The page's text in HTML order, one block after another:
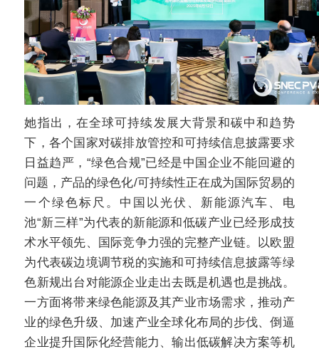
她指出，在全球可持续发展大背景和碳中和趋势
下，各个国家对碳排放管控和可持续信息披露要求
日益趋严，“绿色合规”已经是中国企业不能回避的
问题，产品的绿色化/可持续性正在成为国际贸易的
一个绿色标尺。 中国以光伏、新能源汽车、电
池“新三样”为代表的新能源和低碳产业已经形成技
术水平领先、国际竞争力强的完整产业链。以欧盟
为代表碳边境调节税的实施和可持续信息披露等绿
色新规出台对能源企业走出去既是机遇也是挑战。
一方面将带来绿色能源及其产业市场需求，推动产
业的绿色升级、加速产业全球化布局的步伐、倒逼
企业提升国际化经营能力、输出低碳解决方案等机